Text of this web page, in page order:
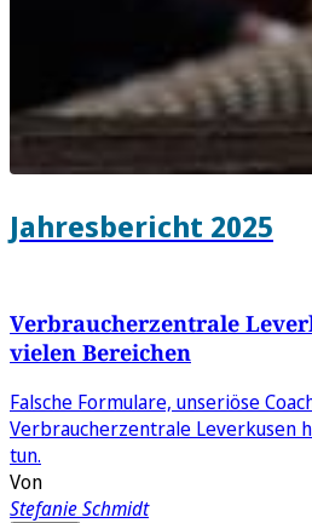
Jahresbericht 2025
Verbraucherzentrale
vielen Bereichen
Falsche Formulare, unseriöse
Verbraucherzentrale Leverkusen
tun.
Von
Stefanie Schmidt